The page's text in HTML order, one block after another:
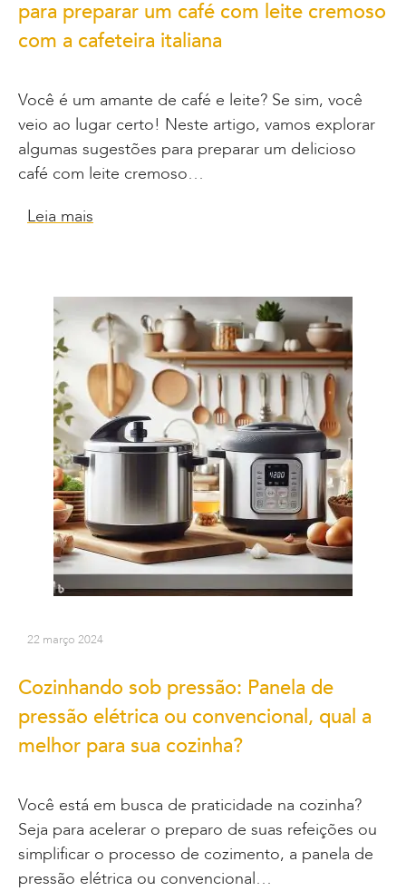
para preparar um café com leite cremoso
com a cafeteira italiana
Você é um amante de café e leite? Se sim, você
veio ao lugar certo! Neste artigo, vamos explorar
algumas sugestões para preparar um delicioso
café com leite cremoso…
Leia mais
22 março 2024
Cozinhando sob pressão: Panela de
pressão elétrica ou convencional, qual a
melhor para sua cozinha?
Você está em busca de praticidade na cozinha?
Seja para acelerar o preparo de suas refeições ou
simplificar o processo de cozimento, a panela de
pressão elétrica ou convencional…